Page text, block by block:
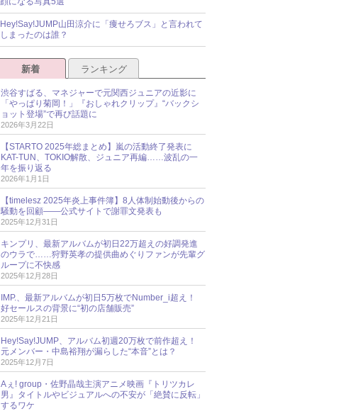
Hey!Say!JUMP山田涼介に「痩せろブス」と言われて
しまったのは誰？
新着 ランキング
渋谷すばる、マネジャーで元関西ジュニアの近影に
「やっぱり菊岡！」『おしゃれクリップ』“バックシ
ョット登場”で再び話題に
2026年3月22日
【STARTO 2025年総まとめ】嵐の活動終了発表に
KAT-TUN、TOKIO解散、ジュニア再編……波乱の一
年を振り返る
2026年1月1日
【timelesz 2025年炎上事件簿】8人体制始動後からの
騒動を回顧――公式サイトで謝罪文発表も
2025年12月31日
キンプリ、最新アルバムが初日22万超えの好調発進
のウラで……狩野英孝の提供曲めぐりファンが先輩グ
ループに不快感
2025年12月28日
IMP.、最新アルバムが初日5万枚でNumber_i超え！
好セールスの背景に“初の店舗販売”
2025年12月21日
Hey!Say!JUMP、アルバム初週20万枚で前作超え！
元メンバー・中島裕翔が漏らした“本音”とは？
2025年12月7日
Aぇ! group・佐野晶哉主演アニメ映画『トリツカレ
男』タイトルやビジュアルへの不安が「絶賛に反転」
するワケ